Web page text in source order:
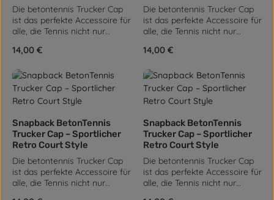
Die betontennis Trucker Cap
ist das perfekte Accessoire für
alle, die Tennis nicht nur
verbindet den ikonischen
sportlichen, modernen
Attitude – genau das, was
betontennis ausmacht:
Streetstyle mit Court-DNA.
Die Cap besteht aus einer
robusten 60 % Baumwolle /
40 % Polyester Mischung, die
für Formstabilität,
angenehme Haptik und
langlebige Qualität sorgt. Die
Rückseite aus 100 %
Polyester-Mesh ist
Regulärer Preis:
14,00 €
Die betontennis Trucker Cap
ist das perfekte Accessoire für
alle, die Tennis nicht nur
verbindet den ikonischen
sportlichen, modernen
Attitude – genau das, was
betontennis ausmacht:
Streetstyle mit Court-DNA.
Die Cap besteht aus einer
robusten 60 % Baumwolle /
40 % Polyester Mischung, die
für Formstabilität,
angenehme Haptik und
langlebige Qualität sorgt. Die
Rückseite aus 100 %
Polyester-Mesh ist
Regulärer Preis:
14,00 €
Snapback BetonTennis
Trucker Cap – Sportlicher
Retro Court Style
Die betontennis Trucker Cap
ist das perfekte Accessoire für
alle, die Tennis nicht nur
Snapback BetonTennis
Trucker Cap – Sportlicher
Retro Court Style
Die betontennis Trucker Cap
ist das perfekte Accessoire für
alle, die Tennis nicht nur